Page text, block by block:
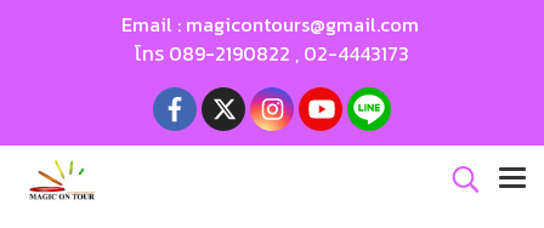
Email : magicontours@gmail.com
โทร 089-2190822 , 02-4443173